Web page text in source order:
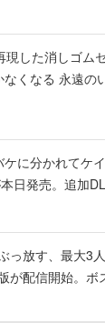
現した消しゴ
なくなる 永遠の
ケに分かれてケ
日発売。追加
っ放す、最大3
が配信開始。